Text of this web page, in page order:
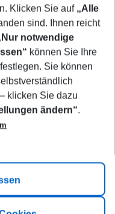
Klicken Sie auf „Alle
sind. Ihnen reicht
notwendige
können Sie Ihre
Sie können
klicken Sie dazu
ändern“.